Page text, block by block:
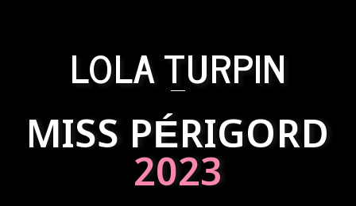
LOLA TURPIN
MISS PÉRIGORD
2023